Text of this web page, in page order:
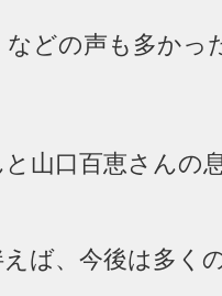
などの声も多かっ
山口百恵さんの
ば、今後は多く